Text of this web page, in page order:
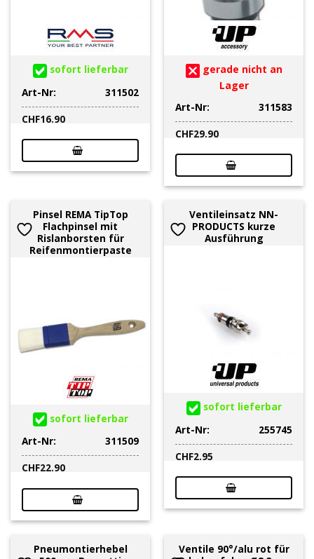
sofort lieferbar
Art-Nr:
311502
CHF16.90
gerade nicht an
Lager
Art-Nr:
311583
CHF29.90
Pinsel REMA TipTop
Flachpinsel mit
Rislanborsten für
Reifenmontierpaste
sofort lieferbar
Art-Nr:
311509
CHF22.90
Ventileinsatz NN-
PRODUCTS kurze
Ausführung
sofort lieferbar
Art-Nr:
255745
CHF2.95
Pneumontierhebel
Ventile 90°/alu rot für